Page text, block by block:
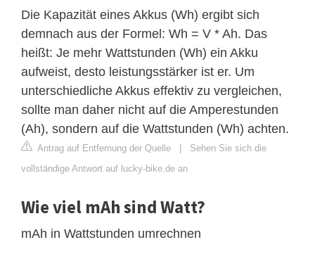
Die Kapazität eines Akkus (Wh) ergibt sich
demnach aus der Formel: Wh = V * Ah. Das
heißt: Je mehr Wattstunden (Wh) ein Akku
aufweist, desto leistungsstärker ist er. Um
unterschiedliche Akkus effektiv zu vergleichen,
sollte man daher nicht auf die Amperestunden
(Ah), sondern auf die Wattstunden (Wh) achten.
Antrag auf Entfernung der Quelle | Sehen Sie sich die
vollständige Antwort auf lucky-bike.de an
Wie viel mAh sind Watt?
mAh in Wattstunden umrechnen